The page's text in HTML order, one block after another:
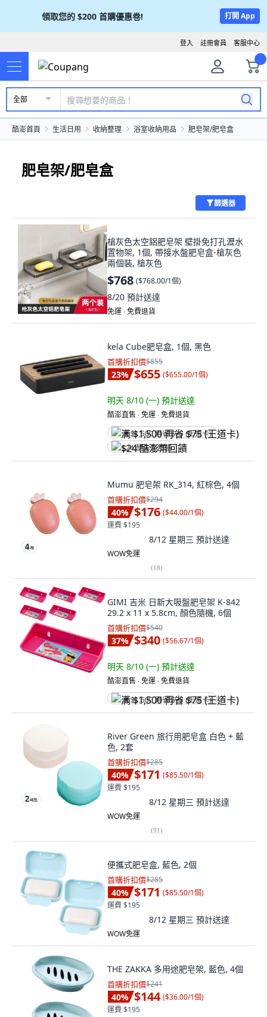
領取您的 $200 首購優惠卷! 打開 App
客服中心
註冊會員
登入
全部
酷澎首頁 生活日用 收納整理 浴室收納用品 肥皂架/肥皂盒
肥皂架/肥皂盒
篩選器
槍灰色太空鋁肥皂架 壁掛免打孔瀝水
置物架, 1個, 帶接水盤肥皂盒-槍灰色
兩個裝, 槍灰色
$768 ($768.00/1個)
8/20 預計送達
免運 ∙ 免費退貨
kela Cube肥皂盒, 1個, 黑色
首購折扣價$855
23% $655 ($655.00/1個)
明天 8/10 (一) 預計送達
酷澎直售 ∙ 免運 ∙ 免費退貨
满 $1,500 再省 $75 (王道卡)
$24 酷澎幣回饋
Mumu 肥皂架 RK_314, 紅棕色, 4個
首購折扣價$294
40% $176 ($44.00/1個)
運費 $195
8/12 星期三 預計送達
WOW免運
(18)
GIMI 吉米 日新大吸盤肥皂架 K-842
29.2 x 11 x 5.8cm, 顏色隨機, 6個
首購折扣價$540
37% $340 ($56.67/1個)
明天 8/10 (一) 預計送達
酷澎直售 ∙ 免運 ∙ 免費退貨
满 $1,500 再省 $75 (王道卡)
River Green 旅行用肥皂盒 白色 + 藍
色, 2套
首購折扣價$285
40% $171 ($85.50/1個)
運費 $195
8/12 星期三 預計送達
WOW免運
(91)
便攜式肥皂盒, 藍色, 2個
首購折扣價$285
40% $171 ($85.50/1個)
運費 $195
8/12 星期三 預計送達
WOW免運
THE ZAKKA 多用途肥皂架, 藍色, 4個
首購折扣價$241
40% $144 ($36.00/1個)
運費 $195